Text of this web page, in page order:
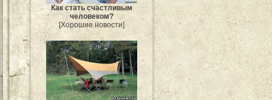
Как стать счастливым
человеком?
[Хорошие новости]